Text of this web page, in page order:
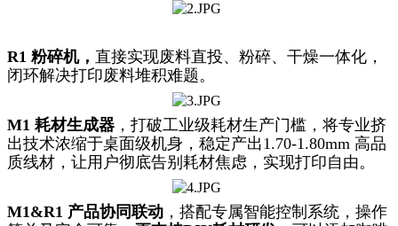
R1 粉碎机， 直接实现废料直投、粉碎、干燥一体化，
闭环解决打印废料堆积难题。
M1 耗材生成器 ，打破工业级耗材生产门槛，将专业挤
出技术浓缩于桌面级机身，稳定产出1.70-1.80mm 高品
质线材，让用户彻底告别耗材焦虑，实现打印自由。
M1&R1 产品协同联动 ，搭配专属智能控制系统，操作